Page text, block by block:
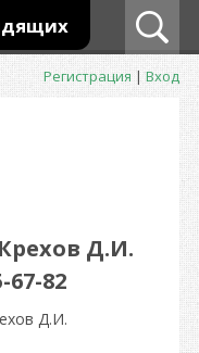
Регистрация|Вход
Д.И.
67-82
Д.И.